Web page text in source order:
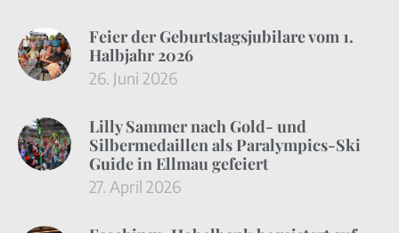
Feier der Geburtstagsjubilare vom 1.
Halbjahr 2026
26. Juni 2026
Lilly Sammer nach Gold- und
Silbermedaillen als Paralympics-Ski
Guide in Ellmau gefeiert
27. April 2026